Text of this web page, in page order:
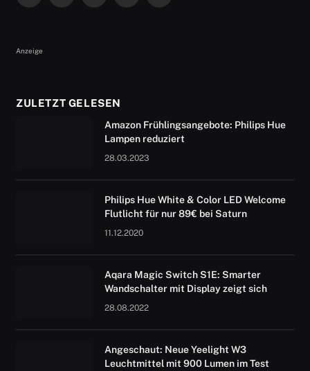
Anzeige
ZULETZT GELESEN
Amazon Frühlingsangebote: Philips Hue
Lampen reduziert
28.03.2023
Philips Hue White & Color LED Welcome
Flutlicht für nur 89€ bei Saturn
11.12.2020
Aqara Magic Switch S1E: Smarter
Wandschalter mit Display zeigt sich
28.08.2022
Angeschaut: Neue Yeelight W3
Leuchtmittel mit 900 Lumen im Test